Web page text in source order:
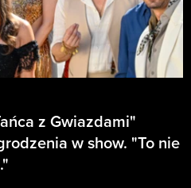
z Gwiazdami"
w show. "To nie